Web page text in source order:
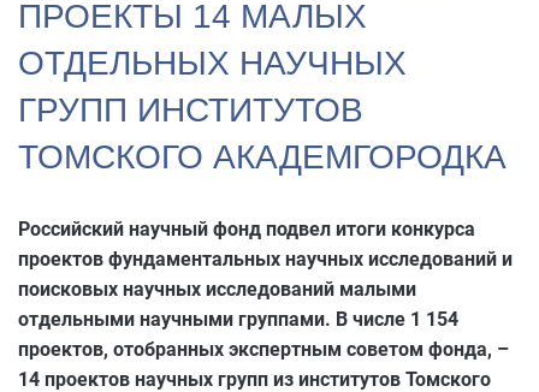
ПРОЕКТЫ 14 МАЛЫХ
ОТДЕЛЬНЫХ НАУЧНЫХ
ГРУПП ИНСТИТУТОВ
ТОМСКОГО АКАДЕМГОРОДКА
Российский научный фонд подвел итоги конкурса
проектов фундаментальных научных исследований и
поисковых научных исследований малыми
отдельными научными группами. В числе 1 154
проектов, отобранных экспертным советом фонда, –
14 проектов научных групп из институтов Томского